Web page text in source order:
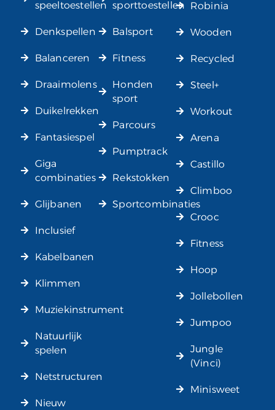
speeltoestellen
Denkspellen
Balanceren
Draaimolens
Duikelrekken
Fantasiespel
Giga
combinaties
Glijbanen
Inclusief
Kabelbanen
Klimmen
Muziekinstrument
Natuurlijk
spelen
Netstructuren
Nieuw
sporttoestellen
Balsport
Fitness
Honden
sport
Parcours
Pumptrack
Rekstokken
Sportcombinaties
Robinia
Wooden
Recycled
Steel+
Workout
Arena
Castillo
Climboo
Crooc
Fitness
Hoop
Jollebollen
Jumpoo
Jungle
(Vinci)
Minisweet